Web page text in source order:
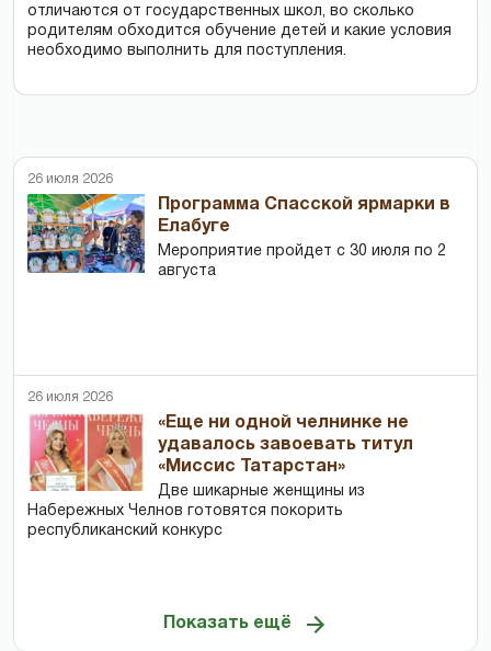
отличаются от государственных школ, во сколько
родителям обходится обучение детей и какие условия
необходимо выполнить для поступления.
26 июля 2026
Программа Спасской ярмарки в
Елабуге
Мероприятие пройдет с 30 июля по 2
августа
26 июля 2026
«Еще ни одной челнинке не
удавалось завоевать титул
«Миссис Татарстан»
Две шикарные женщины из
Набережных Челнов готовятся покорить
республиканский конкурс
Показать ещё